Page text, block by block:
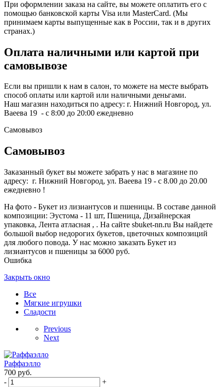
При оформлении заказа на сайте, вы можете оплатить его с
помощью банковской карты Visa или MasterCard. (Мы
принимаем карты выпущенные как в России, так и в других
странах.)
Оплата наличными или картой при
самовывозе
Если вы пришли к нам в салон, то можете на месте выбрать
способ оплаты или картой или наличными деньгами.
Наш магазин находиться по адресу: г. Нижний Новгород, ул.
Ваеева 19 - с 8:00 до 20:00 ежедневно
Самовывоз
Самовывоз
Заказанный букет вы можете забрать у нас в магазине по
адресу: г. Нижний Новгород, ул. Ваеева 19 - с 8.00 до 20.00
ежедневно !
На фото - Букет из лизиантусов и пшеницы. В составе данной
композиции: Эустома - 11 шт, Пшеница, Дизайнерская
упаковка, Лента атласная , . На сайте sbuket-nn.ru Вы найдете
большой выбор недорогих букетов, цветочных композиций
для любого повода. У нас можно заказать Букет из
лизиантусов и пшеницы за 6000 руб.
Ошибка
Закрыть окно
Все
Мягкие игрушки
Сладости
Previous
Next
Раффаэлло
700 руб.
-
+